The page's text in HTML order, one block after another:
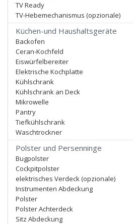
TV Ready
TV-Hebemechanismus (opzionale)
Küchen-und Haushaltsgeräte
Backofen
Ceran-Kochfeld
Eiswürfelbereiter
Elektrische Kochplatte
Kühlschrank
Kühlschrank an Deck
Mikrowelle
Pantry
Tiefkühlschrank
Waschtrockner
Polster und Persenninge
Bugpolster
Cockpitpolster
elektrisches Verdeck (opzionale)
Instrumenten Abdeckung
Polster
Polster Achterdeck
Sitz Abdeckung